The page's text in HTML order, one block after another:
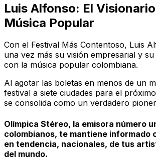
Luis Alfonso: El
Música Popular
Con el Festival Más Contentoso, Luis
una vez más su visión empresarial y
con la música popular colombiana.
Al agotar las boletas en menos de un
festival a siete ciudades para el
se consolida como un verdadero
Olímpica Stéreo, la emisora número
colombianos, te mantiene informado
en tendencia, nacionales, de tus
del mundo.